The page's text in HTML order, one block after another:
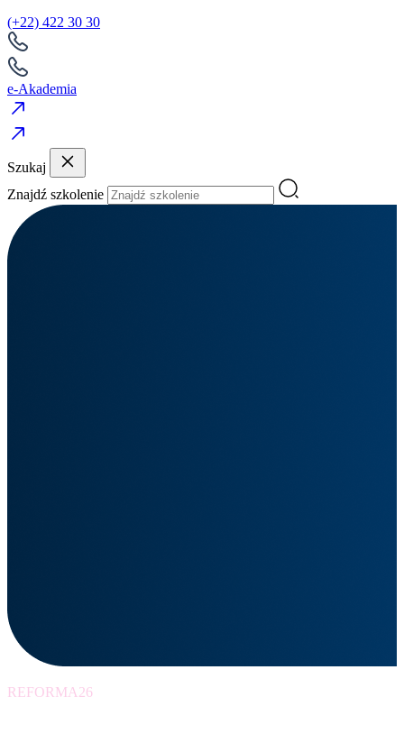
(+22) 422 30 30
e-Akademia
Szukaj
Znajdź szkolenie
REFORMA26